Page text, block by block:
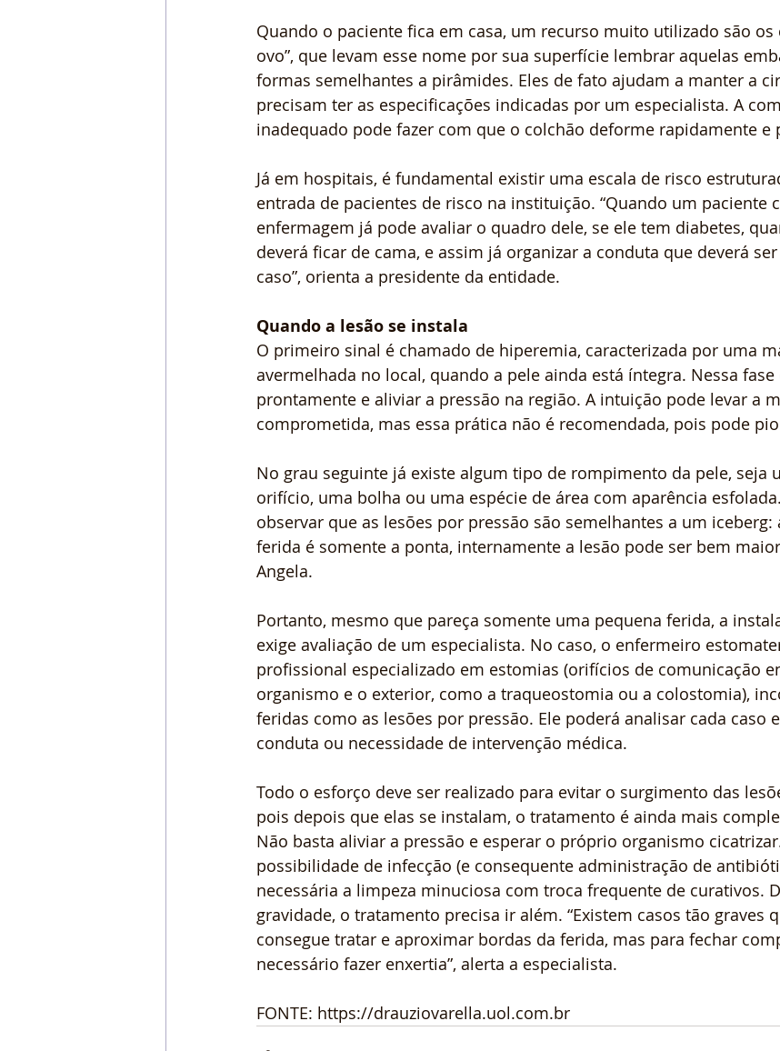
Quando o paciente fica em casa, um recurso muito utilizado são os
ovo”, que levam esse nome por sua superfície lembrar aquelas
formas semelhantes a pirâmides. Eles de fato ajudam a manter a
precisam ter as especificações indicadas por um especialista. A
inadequado pode fazer com que o colchão deforme rapidamente e
Já em hospitais, é fundamental existir uma escala de risco
entrada de pacientes de risco na instituição. “Quando um paciente
enfermagem já pode avaliar o quadro dele, se ele tem diabetes,
deverá ficar de cama, e assim já organizar a conduta que deverá
caso”, orienta a presidente da entidade.
Quando a lesão se instala
O primeiro sinal é chamado de hiperemia, caracterizada por uma
avermelhada no local, quando a pele ainda está íntegra. Nessa fase
prontamente e aliviar a pressão na região. A intuição pode levar a
comprometida, mas essa prática não é recomendada, pois pode
No grau seguinte já existe algum tipo de rompimento da pele, seja
orifício, uma bolha ou uma espécie de área com aparência
observar que as lesões por pressão são semelhantes a um iceberg:
ferida é somente a ponta, internamente a lesão pode ser bem
Angela.
Portanto, mesmo que pareça somente uma pequena ferida, a
exige avaliação de um especialista. No caso, o enfermeiro
profissional especializado em estomias (orifícios de comunicação
organismo e o exterior, como a traqueostomia ou a colostomia),
feridas como as lesões por pressão. Ele poderá analisar cada caso
conduta ou necessidade de intervenção médica.
Todo o esforço deve ser realizado para evitar o surgimento das
pois depois que elas se instalam, o tratamento é ainda mais
Não basta aliviar a pressão e esperar o próprio organismo
possibilidade de infecção (e consequente administração de
necessária a limpeza minuciosa com troca frequente de curativos.
gravidade, o tratamento precisa ir além. “Existem casos tão graves
consegue tratar e aproximar bordas da ferida, mas para fechar
necessário fazer enxertia”, alerta a especialista.
FONTE: https://drauziovarella.uol.com.br